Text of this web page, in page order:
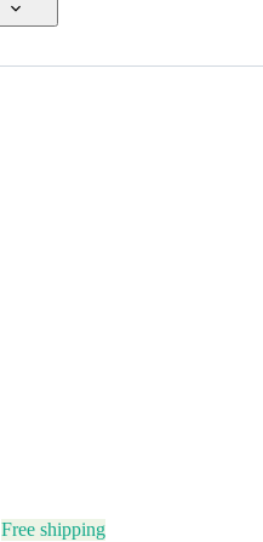
Free shipping